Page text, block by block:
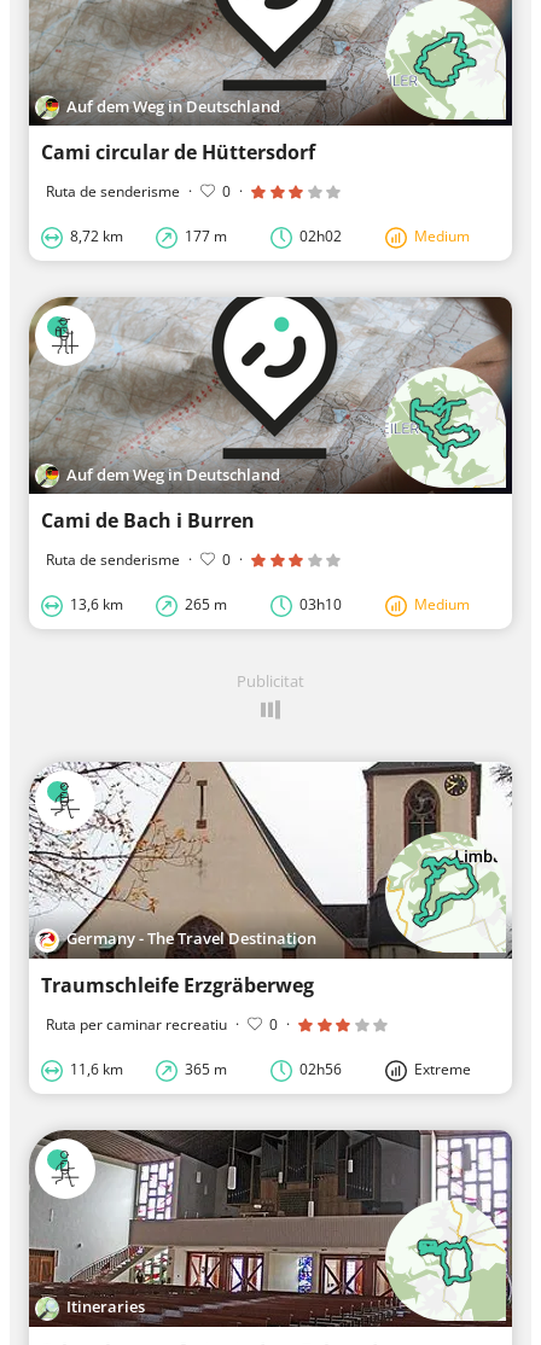
Auf dem Weg in Deutschland
Cami circular de Hüttersdorf
Ruta de senderisme · 0 ·
8,72 km 177 m 02h02 Medium
Auf dem Weg in Deutschland
Cami de Bach i Burren
Ruta de senderisme · 0 ·
13,6 km 265 m 03h10 Medium
Publicitat
Germany - The Travel Destination
Traumschleife Erzgräberweg
Ruta per caminar recreatiu · 0 ·
11,6 km 365 m 02h56 Extreme
Itineraries